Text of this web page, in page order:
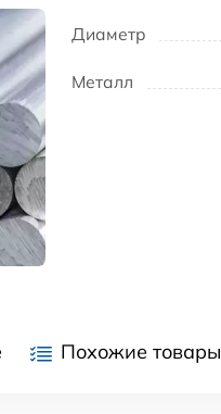
Диаметр
Металл
Похожие товары